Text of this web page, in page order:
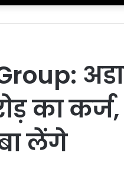
का कर्ज,
लेंगे